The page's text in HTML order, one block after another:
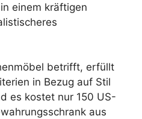
einem kräftigen
betrifft, erfüllt
in Bezug auf Stil
es kostet nur 150 US-
aus